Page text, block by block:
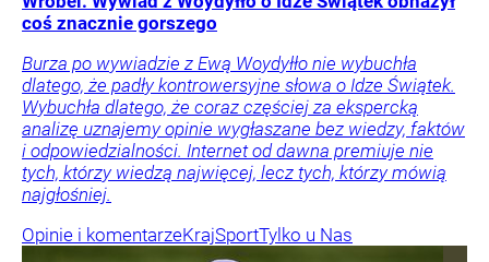
coś znacznie gorszego
Burza po wywiadzie z Ewą Woydyłło nie wybuchła
dlatego, że padły kontrowersyjne słowa o Idze Świątek.
Wybuchła dlatego, że coraz częściej za ekspercką
analizę uznajemy opinie wygłaszane bez wiedzy, faktów
i odpowiedzialności. Internet od dawna premiuje nie
tych, którzy wiedzą najwięcej, lecz tych, którzy mówią
najgłośniej.
Opinie i komentarzeKrajSportTylko u Nas